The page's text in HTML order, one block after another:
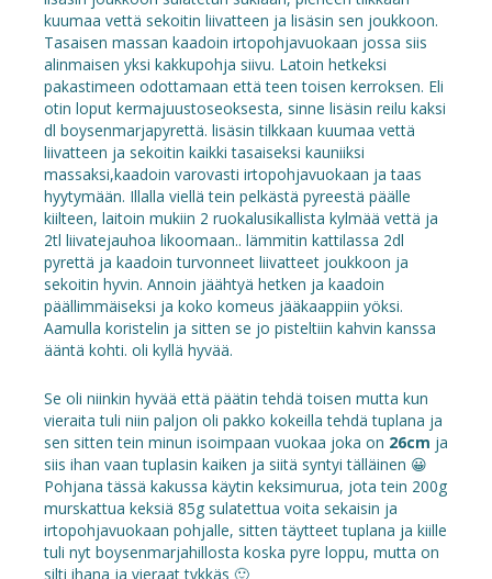
kuumaa vettä sekoitin liivatteen ja lisäsin sen joukkoon.
Tasaisen massan kaadoin irtopohjavuokaan jossa siis
alinmaisen yksi kakkupohja siivu. Latoin hetkeksi
pakastimeen odottamaan että teen toisen kerroksen. Eli
otin loput kermajuustoseoksesta, sinne lisäsin reilu kaksi
dl boysenmarjapyrettä. lisäsin tilkkaan kuumaa vettä
liivatteen ja sekoitin kaikki tasaiseksi kauniiksi
massaksi,kaadoin varovasti irtopohjavuokaan ja taas
hyytymään. Illalla viellä tein pelkästä pyreestä päälle
kiilteen, laitoin mukiin 2 ruokalusikallista kylmää vettä ja
2tl liivatejauhoa likoomaan.. lämmitin kattilassa 2dl
pyrettä ja kaadoin turvonneet liivatteet joukkoon ja
sekoitin hyvin. Annoin jäähtyä hetken ja kaadoin
päällimmäiseksi ja koko komeus jääkaappiin yöksi.
Aamulla koristelin ja sitten se jo pisteltiin kahvin kanssa
ääntä kohti. oli kyllä hyvää.
Se oli niinkin hyvää että päätin tehdä toisen mutta kun
vieraita tuli niin paljon oli pakko kokeilla tehdä tuplana ja
sen sitten tein minun isoimpaan vuokaa joka on 26cm ja
siis ihan vaan tuplasin kaiken ja siitä syntyi tälläinen 😀
Pohjana tässä kakussa käytin keksimurua, jota tein 200g
murskattua keksiä 85g sulatettua voita sekaisin ja
irtopohjavuokaan pohjalle, sitten täytteet tuplana ja kiille
tuli nyt boysenmarjahillosta koska pyre loppu, mutta on
silti ihana ja vieraat tykkäs 🙂